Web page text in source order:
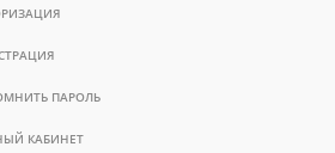
ПАРОЛЬ
КАБИНЕТ